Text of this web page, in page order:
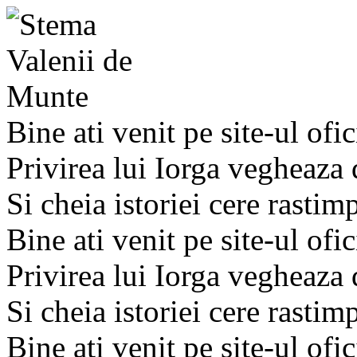
Bine ati venit pe site-ul
Privirea lui Iorga
Si cheia istoriei cere
Bine ati venit pe site-ul
Privirea lui Iorga
Si cheia istoriei cere
Bine ati venit pe site-ul